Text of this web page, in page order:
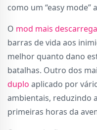
como um “easy mode”
O mod mais
barras de vida aos
melhor quanto dano
batalhas. Outro dos
duplo aplicado por
ambientais, reduzindo
primeiras horas da